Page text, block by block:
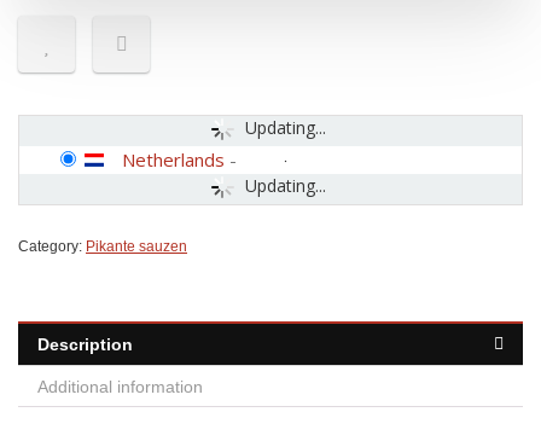
Updating...
Updating...
Netherlands -
Category: Pikante sauzen
Description
Additional information